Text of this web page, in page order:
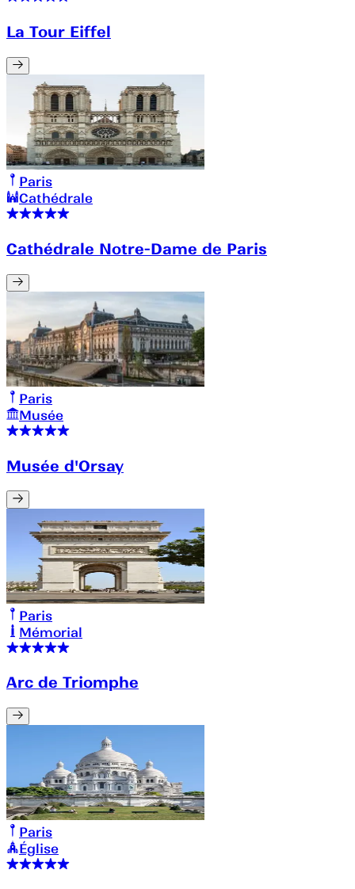
La Tour Eiffel
Paris
Cathédrale
Cathédrale Notre-Dame de Paris
Paris
Musée
Musée d'Orsay
Paris
Mémorial
Arc de Triomphe
Paris
Église